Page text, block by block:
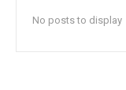
No posts to display